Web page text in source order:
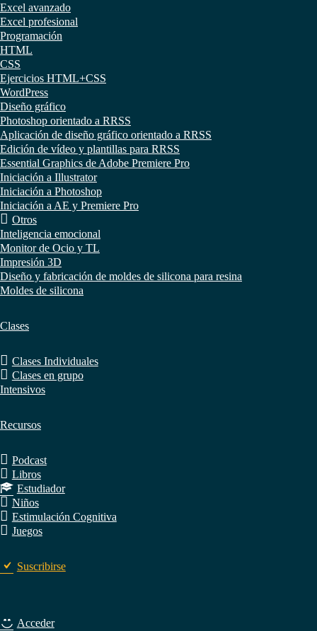
Excel avanzado
Excel profesional
Programación
HTML
CSS
Ejercicios HTML+CSS
WordPress
Diseño gráfico
Photoshop orientado a RRSS
Aplicación de diseño gráfico orientado a RRSS
Edición de vídeo y plantillas para RRSS
Essential Graphics de Adobe Premiere Pro
Iniciación a Illustrator
Iniciación a Photoshop
Iniciación a AE y Premiere Pro
Otros
Inteligencia emocional
Monitor de Ocio y TL
Impresión 3D
Diseño y fabricación de moldes de silicona para resina
Moldes de silicona
Clases
Clases Individuales
Clases en grupo
Intensivos
Recursos
Podcast
Libros
Estudiador
Niños
Estimulación Cognitiva
Juegos
Suscribirse
Acceder